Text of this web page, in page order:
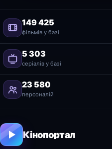
149 425
фільмів у базі
5 303
серіалів у базі
23 580
персоналій
Кінопортал